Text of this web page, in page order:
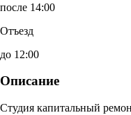
после 14:00
Отъезд
до 12:00
Описание
Студия капитальный